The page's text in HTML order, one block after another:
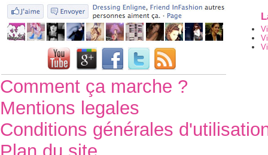
Comment ça marche ?
Mentions legales
Conditions générales